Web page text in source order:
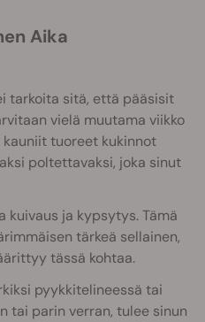
Aika
tarkoita sitä, että pääsisit
vielä muutama viikko
tuoreet kukinnot
poltettavaksi, joka sinut
kuivaus ja kypsytys. Tämä
tärkeä sellainen,
tässä kohtaa.
pyykkitelineessä tai
tai parin verran, tulee sinun